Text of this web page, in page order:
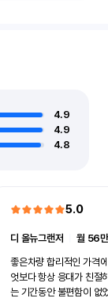
4.9
4.9
4.8
5.0
디 올뉴그랜저 ㅣ월 56
좋은차량 합리적인 가격
엇보다 항상 응대가 친절
는 기간동안 불편함이 없